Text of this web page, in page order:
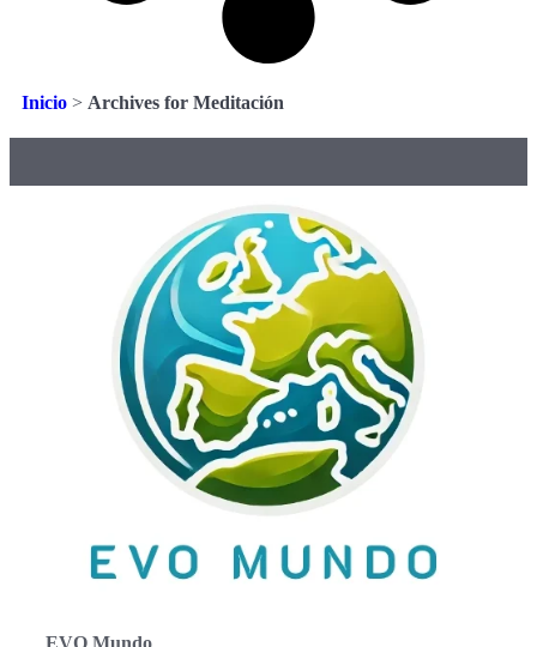
Inicio > Archives for Meditación